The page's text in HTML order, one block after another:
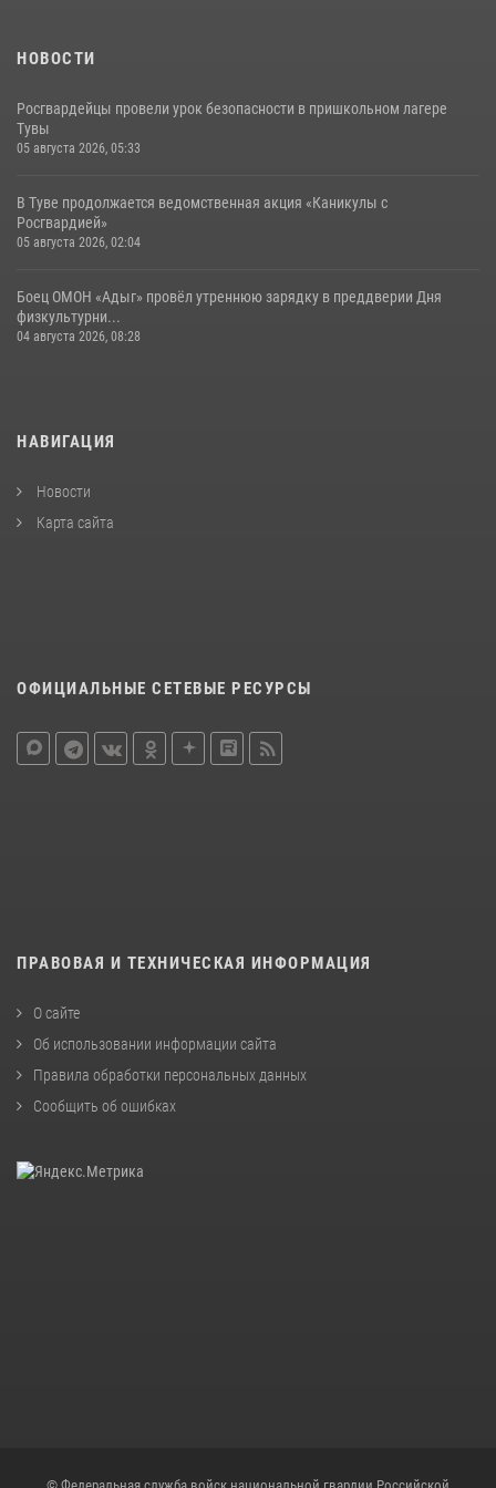
НОВОСТИ
Росгвардейцы провели урок безопасности в пришкольном лагере
Тувы
05 августа 2026, 05:33
В Туве продолжается ведомственная акция «Каникулы с
Росгвардией»
05 августа 2026, 02:04
Боец ОМОН «Адыг» провёл утреннюю зарядку в преддверии Дня
физкультурни...
04 августа 2026, 08:28
НАВИГАЦИЯ
Новости
Карта сайта
ОФИЦИАЛЬНЫЕ СЕТЕВЫЕ РЕСУРСЫ
ПРАВОВАЯ И ТЕХНИЧЕСКАЯ ИНФОРМАЦИЯ
О сайте
Об использовании информации сайта
Правила обработки персональных данных
Сообщить об ошибках